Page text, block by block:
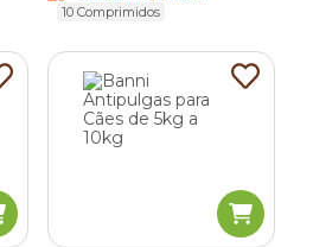
10 Comprimidos